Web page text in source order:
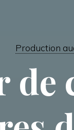
Production
de